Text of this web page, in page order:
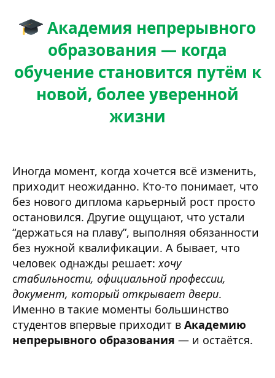
Академия непрерывного
образования — когда
обучение становится путём к
новой, более уверенной
жизни
Иногда момент, когда хочется всё изменить,
приходит неожиданно. Кто-то понимает, что
без нового диплома карьерный рост просто
остановился. Другие ощущают, что устали
“держаться на плаву”, выполняя обязанности
без нужной квалификации. А бывает, что
человек однажды решает:хочу
стабильности, официальной профессии,
документ, который открывает двери.
Именно в такие моменты большинство
студентов впервые приходит в Академию
непрерывного образования — и остаётся.